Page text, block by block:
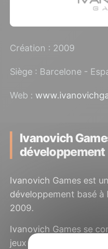
Création : 2009
Siège : Barcelone -
Web :
Ivanovich
développement
Ivanovich Games est
développement basé
2009.
Ivanovich Games se
jeux vidéo pour